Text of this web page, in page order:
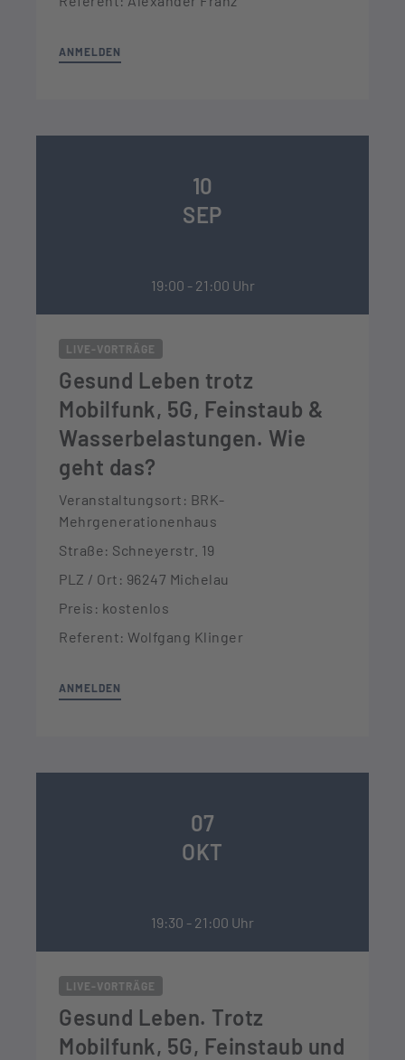
ANMELDEN
10
SEP
19:00 - 21:00 Uhr
LIVE-VORTRÄGE
Gesund Leben trotz
Mobilfunk, 5G, Feinstaub &
Wasserbelastungen. Wie
geht das?
Veranstaltungsort: BRK-
Mehrgenerationenhaus
Straße: Schneyerstr. 19
PLZ / Ort: 96247 Michelau
Preis: kostenlos
Referent: Wolfgang Klinger
ANMELDEN
07
OKT
19:30 - 21:00 Uhr
LIVE-VORTRÄGE
Gesund Leben. Trotz
Mobilfunk, 5G, Feinstaub und